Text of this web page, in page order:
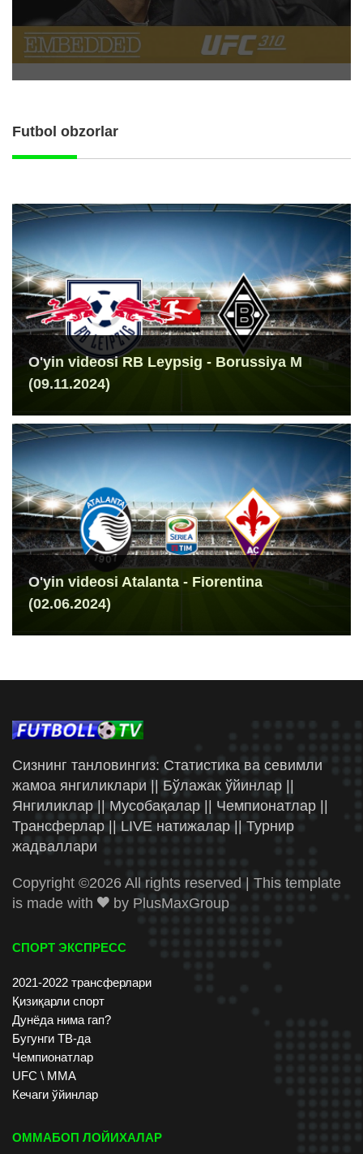
Futbol obzorlar
O'yin videosi RB Leypsig - Borussiya M
(09.11.2024)
O'yin videosi Atalanta - Fiorentina
(02.06.2024)
Сизнинг танловингиз: Статистика ва севимли
жамоа янгиликлари || Бўлажак ўйинлар ||
Янгиликлар || Мусобақалар || Чемпионатлар ||
Трансферлар || LIVE натижалар || Турнир
жадваллари
Copyright ©2026 All rights reserved | This template
is made with
by PlusMaxGroup
СПОРТ ЭКСПРЕСС
2021-2022 трансферлари
Қизиқарли спорт
Дунёда нима гап?
Бугунги ТВ-да
Чемпионатлар
UFC \ ММА
Кечаги ўйинлар
ОММАБОП ЛОЙИХАЛАР